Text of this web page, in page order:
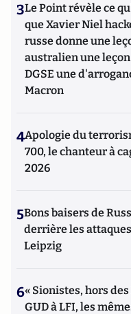
3Le Point révèle ce
que Xavier Niel
russe donne une
australien une
DGSE une
Macron
4Apologie du
700, le chanteur à
2026
5Bons baisers de
derrière les
Leipzig
6« Sionistes, hors
GUD à LFI, les